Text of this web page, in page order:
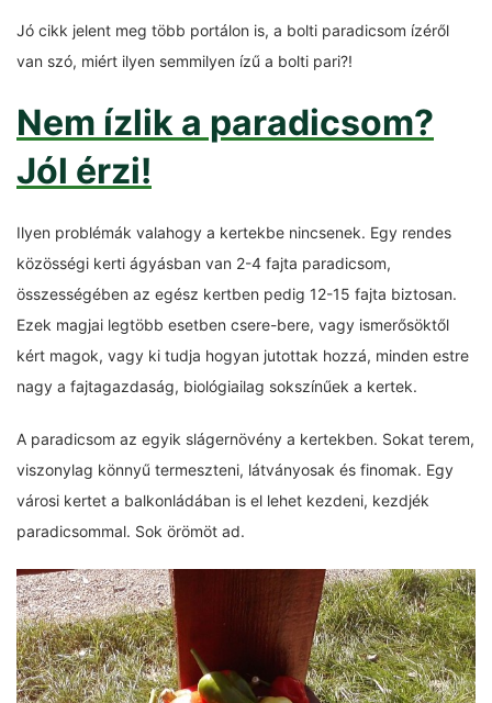
Jó cikk jelent meg több portálon is, a bolti paradicsom ízéről
van szó, miért ilyen semmilyen ízű a bolti pari?!
Nem ízlik a paradicsom?
Jól érzi!
Ilyen problémák valahogy a kertekbe nincsenek. Egy rendes
közösségi kerti ágyásban van 2-4 fajta paradicsom,
összességében az egész kertben pedig 12-15 fajta biztosan.
Ezek magjai legtöbb esetben csere-bere, vagy ismerősöktől
kért magok, vagy ki tudja hogyan jutottak hozzá, minden estre
nagy a fajtagazdaság, biológiailag sokszínűek a kertek.
A paradicsom az egyik slágernövény a kertekben. Sokat terem,
viszonylag könnyű termeszteni, látványosak és finomak. Egy
városi kertet a balkonládában is el lehet kezdeni, kezdjék
paradicsommal. Sok örömöt ad.